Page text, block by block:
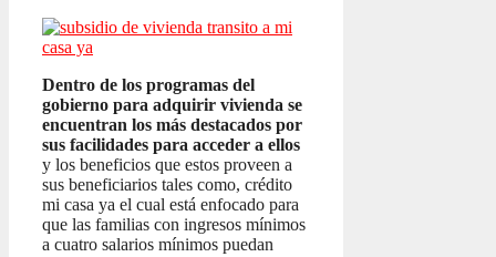
Dentro de los programas del
gobierno para adquirir vivienda se
encuentran los más destacados por
sus facilidades para acceder a ellos
y los beneficios que estos proveen a
sus beneficiarios tales como, crédito
mi casa ya el cual está enfocado para
que las familias con ingresos mínimos
a cuatro salarios mínimos puedan